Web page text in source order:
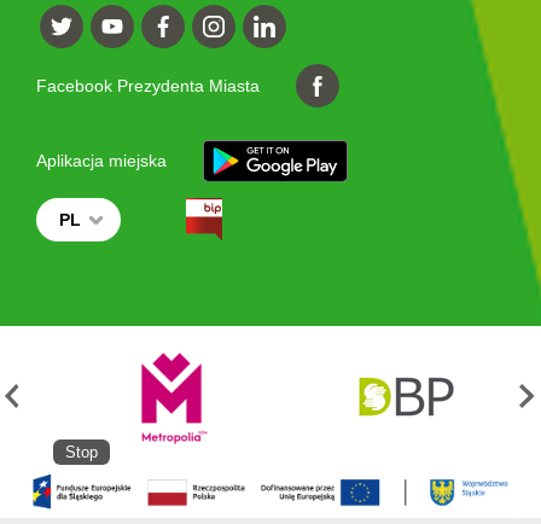
Facebook Prezydenta Miasta
Aplikacja miejska
PL
Stop